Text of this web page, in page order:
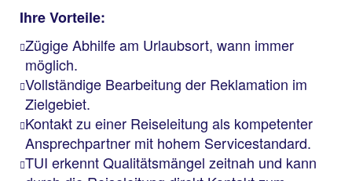
Ihre Vorteile:
Zügige Abhilfe am Urlaubsort, wann immer
möglich.
Vollständige Bearbeitung der Reklamation im
Zielgebiet.
Kontakt zu einer Reiseleitung als kompetenter
Ansprechpartner mit hohem Servicestandard.
TUI erkennt Qualitätsmängel zeitnah und kann